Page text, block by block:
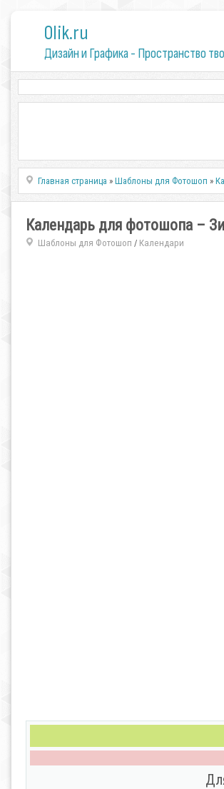
0lik.ru
Дизайн и Графика - Пространство
Главная страница »Шаблоны для Фотошоп »
Календарь для фотошопа –
Шаблоны для Фотошоп / Календари